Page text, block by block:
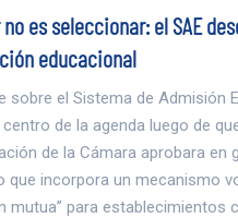
es seleccionar: el SAE
educacional
sobre el Sistema de Admisión
de la agenda luego de
de la Cámara aprobara en
que incorpora un mecanismo
mutua” para establecimientos